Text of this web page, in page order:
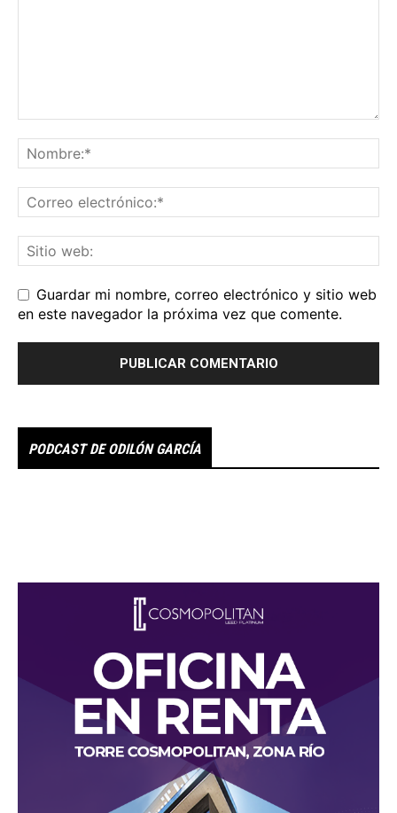
Guardar mi nombre, correo electrónico y sitio web
en este navegador la próxima vez que comente.
PODCAST DE ODILÓN GARCÍA